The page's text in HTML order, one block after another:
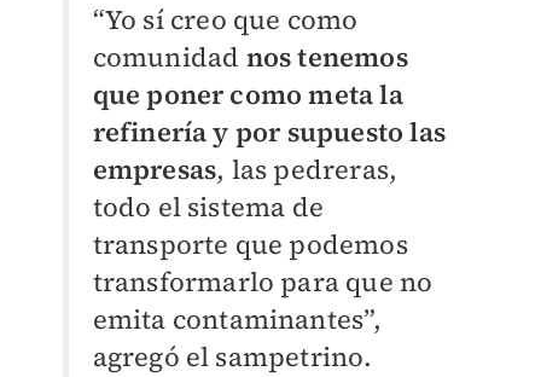
“Yo sí creo que como
comunidad nos tenemos
que poner como meta la
refinería y por supuesto las
empresas, las pedreras,
todo el sistema de
transporte que podemos
transformarlo para que no
emita contaminantes”,
agregó el sampetrino.